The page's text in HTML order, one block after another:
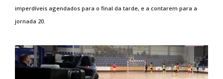
imperdíveis agendados para o final da tarde, e a contarem para a
jornada 20.